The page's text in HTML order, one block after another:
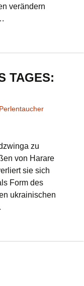
verändern
TAGES:
Perlentaucher
zu
von Harare
sie sich
Form des
ukrainischen